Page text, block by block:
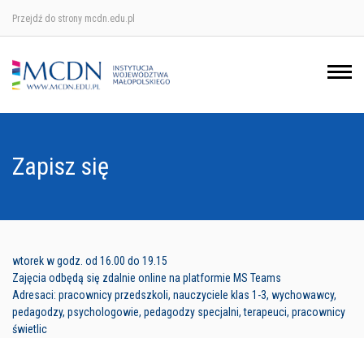
Przejdź do strony mcdn.edu.pl
Zapisz się
wtorek w godz. od 16.00 do 19.15
Zajęcia odbędą się zdalnie online na platformie MS Teams
Adresaci: pracownicy przedszkoli, nauczyciele klas 1-3, wychowawcy,
pedagodzy, psychologowie, pedagodzy specjalni, terapeuci, pracownicy
świetlic
Ośrodek w Krakowie
Ośrodek w Nowym Sączu
Ośrodek w Tarnowie